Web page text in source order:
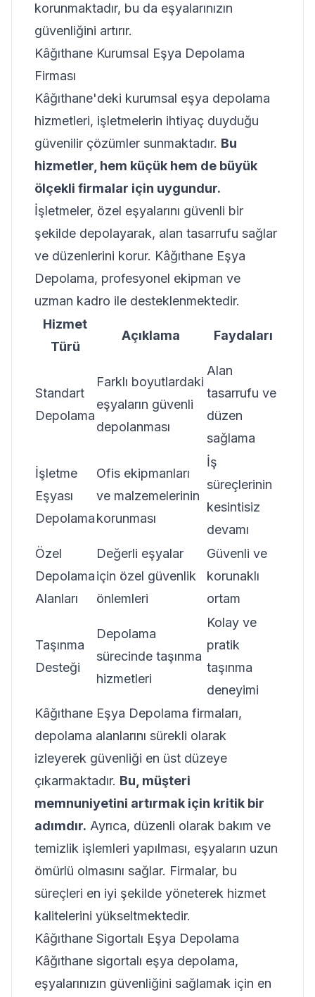
korunmaktadır, bu da eşyalarınızın
güvenliğini artırır.
Kâğıthane Kurumsal Eşya Depolama
Firması
Kâğıthane'deki kurumsal eşya depolama
hizmetleri, işletmelerin ihtiyaç duyduğu
güvenilir çözümler sunmaktadır. Bu
hizmetler, hem küçük hem de büyük
ölçekli firmalar için uygundur.
İşletmeler, özel eşyalarını güvenli bir
şekilde depolayarak, alan tasarrufu sağlar
ve düzenlerini korur. Kâğıthane Eşya
Depolama, profesyonel ekipman ve
uzman kadro ile desteklenmektedir.
Hizmet
Türü
Açıklama Faydaları
Standart
Depolama
Farklı boyutlardaki
eşyaların güvenli
depolanması
Alan
tasarrufu ve
düzen
sağlama
İşletme
Eşyası
Depolama
Ofis ekipmanları
ve malzemelerinin
korunması
İş
süreçlerinin
kesintisiz
devamı
Özel
Depolama
Alanları
Değerli eşyalar
için özel güvenlik
önlemleri
Güvenli ve
korunaklı
ortam
Taşınma
Desteği
Depolama
sürecinde taşınma
hizmetleri
Kolay ve
pratik
taşınma
deneyimi
Kâğıthane Eşya Depolama firmaları,
depolama alanlarını sürekli olarak
izleyerek güvenliği en üst düzeye
çıkarmaktadır. Bu, müşteri
memnuniyetini artırmak için kritik bir
adımdır. Ayrıca, düzenli olarak bakım ve
temizlik işlemleri yapılması, eşyaların uzun
ömürlü olmasını sağlar. Firmalar, bu
süreçleri en iyi şekilde yöneterek hizmet
kalitelerini yükseltmektedir.
Kâğıthane Sigortalı Eşya Depolama
Kâğıthane sigortalı eşya depolama,
eşyalarınızın güvenliğini sağlamak için en